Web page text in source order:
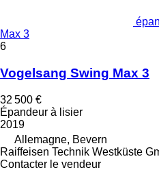
Max 3
6
Vogelsang Swing Max 3
32 500 €
Épandeur à lisier
2019
Allemagne, Bevern
Raiffeisen Technik Westküste
Contacter le vendeur